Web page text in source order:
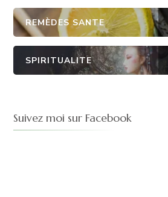
REMÈDES SANTE
SPIRITUALITE
Suivez moi sur Facebook